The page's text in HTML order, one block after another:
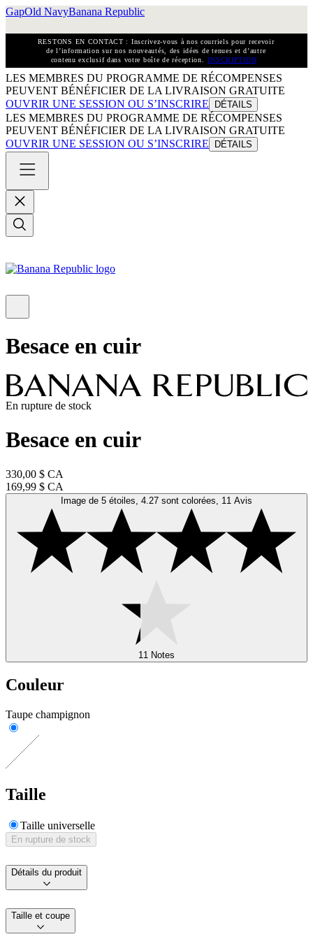
GapOld NavyBanana Republic
RESTONS EN CONTACT : Inscrivez-vous à nos courriels pour recevoir
de l’information sur nos nouveautés, des idées de tenues et d’autre
contenu exclusif dans votre boîte de réception.
INSCRIPTION
LES MEMBRES DU PROGRAMME DE RÉCOMPENSES
PEUVENT BÉNÉFICIER DE LA LIVRAISON GRATUITE
OUVRIR UNE SESSION OU S’INSCRIRE
DÉTAILS
LES MEMBRES DU PROGRAMME DE RÉCOMPENSES
PEUVENT BÉNÉFICIER DE LA LIVRAISON GRATUITE
OUVRIR UNE SESSION OU S’INSCRIRE
DÉTAILS
Besace en cuir
En rupture de stock
Besace en cuir
330,00 $ CA
169,99 $ CA
Image de 5 étoiles, 4.27 sont colorées, 11 Avis
11 Notes
Couleur
Taupe champignon
Taille
Taille universelle
En rupture de stock
Détails du produit
Taille et coupe